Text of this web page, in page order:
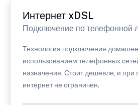
Интернет xDSL
Подключение по телефонной
Технология подключения
использованием телефонных
назначения. Стоит дешевле, и при
интернет не ограничен.